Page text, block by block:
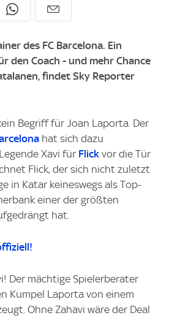
des FC Barcelona. Ein
den Coach - und mehr Chance
findet Sky Reporter
Begriff für Joan Laporta. Der
hat sich dazu
Xavi für Flick vor die Tür
Flick, der sich nicht zuletzt
in Katar keineswegs als Top-
einer der größten
hat.
Der mächtige Spielerberater
Kumpel Laporta von einem
Ohne Zahavi wäre der Deal